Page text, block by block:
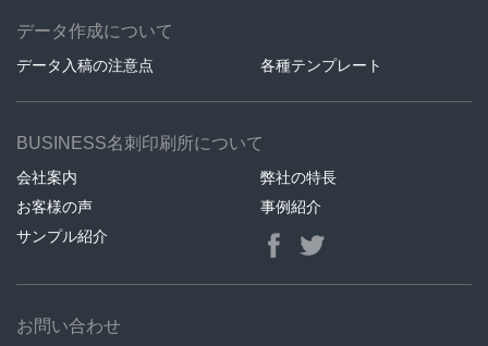
データ作成について
データ入稿の注意点 各種テンプレート
BUSINESS名刺印刷所について
会社案内
弊社の特長
お客様の声
事例紹介
サンプル紹介
お問い合わせ